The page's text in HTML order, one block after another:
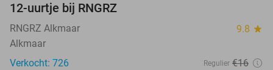
12-uurtje bij RNGRZ
RNGRZ Alkmaar 9.8 star
Alkmaar
Verkocht: 726
Regulier €16